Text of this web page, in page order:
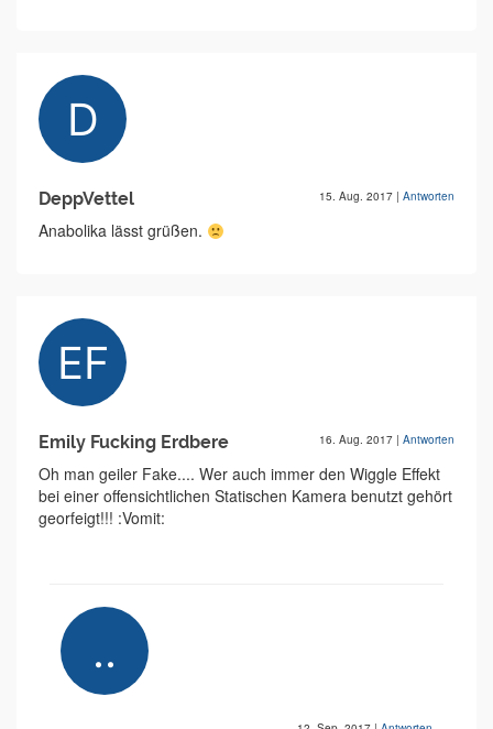
DeppVettel 15. Aug. 2017 | Antworten
Anabolika lässt grüßen.
Emily Fucking Erdbere 16. Aug. 2017 | Antworten
Oh man geiler Fake.... Wer auch immer den Wiggle Effekt
bei einer offensichtlichen Statischen Kamera benutzt gehört
georfeigt!!! :Vomit: